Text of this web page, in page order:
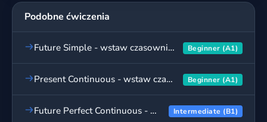
Podobne ćwiczenia
Future Simple - wstaw czasownik, ćwiczenia dla początkujących Beginner (A1)
Present Continuous - wstaw czasownik, ćwiczenia dla początkujących Beginner (A1)
Future Perfect Continuous - wstaw czasownik, ćwiczenia Intermediate (B1)